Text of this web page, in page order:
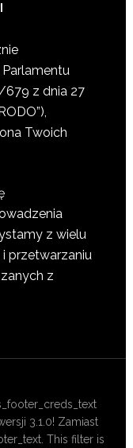
679 z dnia 27
Twoich
z wielu
przetwarzaniu
z
3.1.0! Zamiast
This filter is